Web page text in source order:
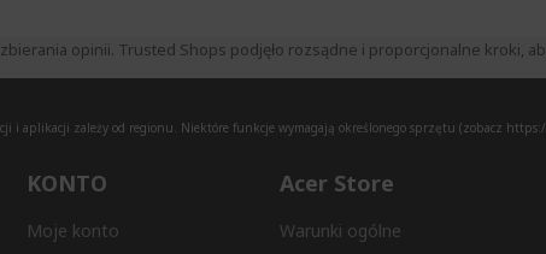
opinii. Trusted Shops podjęło rozsądne i proporcjonalne kroki,
aplikacji zależy od regionu. Niektóre funkcje wymagają określonego sprzętu (zobacz
KONTO
Moje konto
Acer Store
Warunki ogólne